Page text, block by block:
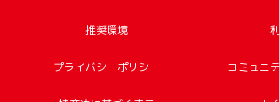
推奨環境
プライバシーポリシー コミュニ